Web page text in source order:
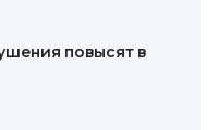
повысят в